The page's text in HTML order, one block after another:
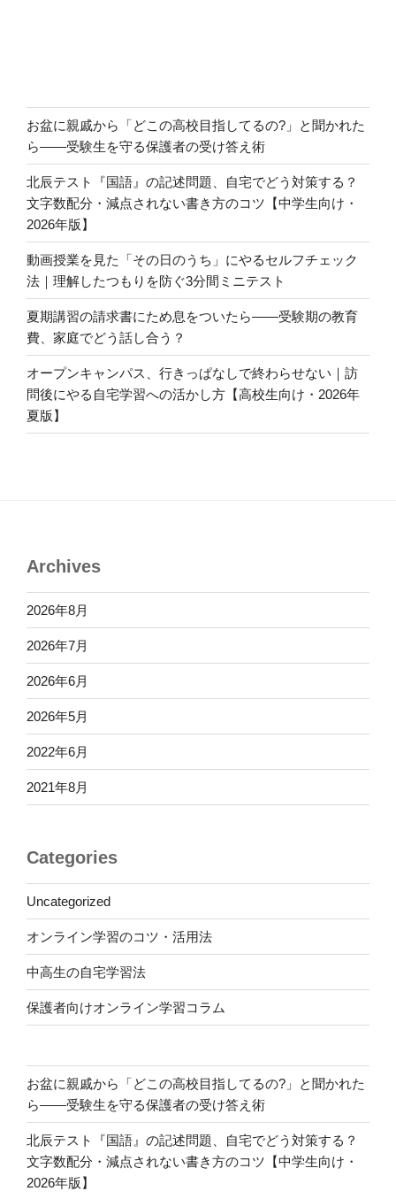
お盆に親戚から「どこの高校目指してるの?」と聞かれた
ら――受験生を守る保護者の受け答え術
北辰テスト『国語』の記述問題、自宅でどう対策する？
文字数配分・減点されない書き方のコツ【中学生向け・
2026年版】
動画授業を見た「その日のうち」にやるセルフチェック
法｜理解したつもりを防ぐ3分間ミニテスト
夏期講習の請求書にため息をついたら――受験期の教育
費、家庭でどう話し合う？
オープンキャンパス、行きっぱなしで終わらせない｜訪
問後にやる自宅学習への活かし方【高校生向け・2026年
夏版】
Archives
2026年8月
2026年7月
2026年6月
2026年5月
2022年6月
2021年8月
Categories
Uncategorized
オンライン学習のコツ・活用法
中高生の自宅学習法
保護者向けオンライン学習コラム
お盆に親戚から「どこの高校目指してるの?」と聞かれた
ら――受験生を守る保護者の受け答え術
北辰テスト『国語』の記述問題、自宅でどう対策する？
文字数配分・減点されない書き方のコツ【中学生向け・
2026年版】